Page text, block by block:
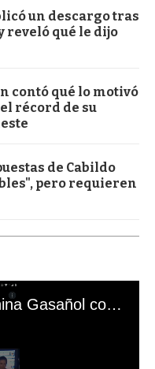
un descargo tras
reveló qué le dijo
contó qué lo motivó
récord de su
de Cabildo
pero requieren
El mal momento de Yanina Gasañol con un hincha argentino en "Subrayado"